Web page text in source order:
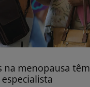
na menopausa têm